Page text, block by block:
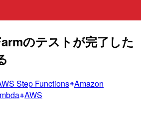
のテストが完了した
Step Functions Amazon
AWS